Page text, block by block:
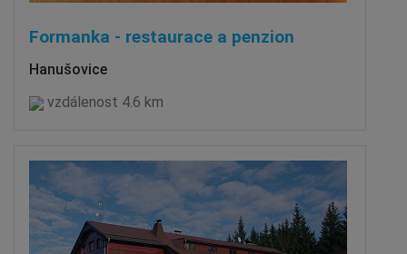
Formanka - restaurace a penzion
Hanušovice
vzdálenost 4.6 km